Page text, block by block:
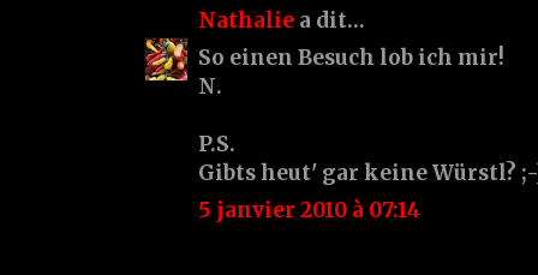
Nathalie a dit…
So einen Besuch lob ich mir!
N.
P.S.
Gibts heut' gar keine Würstl?
5 janvier 2010 à 07:14